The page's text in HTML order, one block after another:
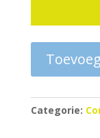
Categorie: